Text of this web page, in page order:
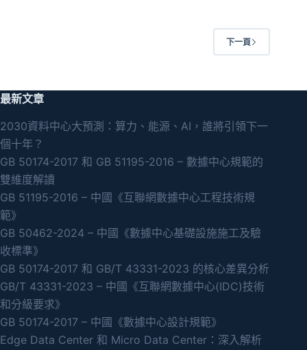
下一頁
最新文章
2030資料中心大預測：算力、能源、AI，誰將引領下一
個十年？
GB 50174-2017 和 GB 51195-2016 – 數據中心規範的
雙維度解讀
GB 51195-2016 – 中國《互聯網數據中心工程技術規
範》
GB 50462-2024 – 中國《數據中心基礎設施施工及驗
收標準》
GB 50174-2017 和 GB/T 43331-2023 的核心差異分析
GB/T 43331-2023 – 中國《互聯網數據中心(IDC)技術
和分級要求》
GB 50174-2017 – 中國《數據中心設計規範》
Edge Data Center 和 Micro Data Center：深入解析